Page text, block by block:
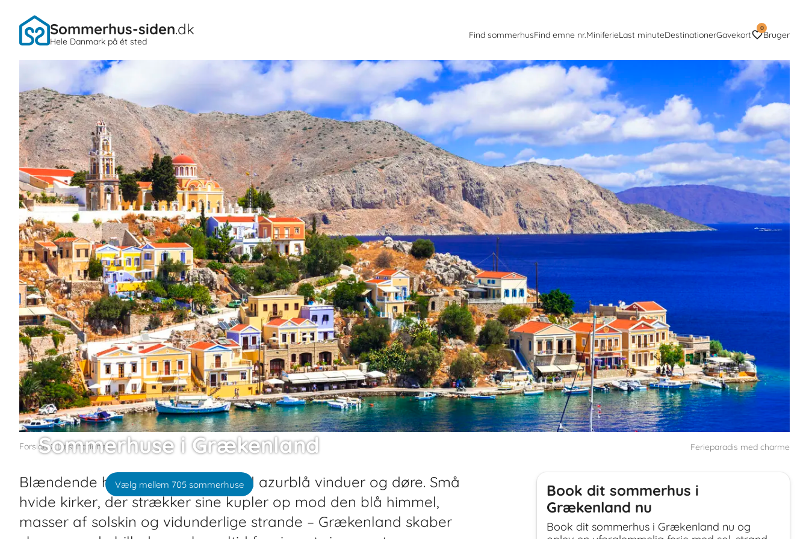
Sommerhus-siden.dk
Hele Danmark på ét sted
Find sommerhusFind emne nr.MiniferieLast minuteDestinationerGavekort
0
Bruger
Sommerhuse i Grækenland
Vælg mellem 705 sommerhuse
Forside Destinationer Ferieparadis med charme
Blændende hvidkalkede huse med azurblå vinduer og døre. Små
hvide kirker, der strækker sine kupler op mod den blå himmel,
masser af solskin og vidunderlige strande – Grækenland skaber
Book dit sommerhus i
Grækenland nu
Book dit sommerhus i Grækenland nu og